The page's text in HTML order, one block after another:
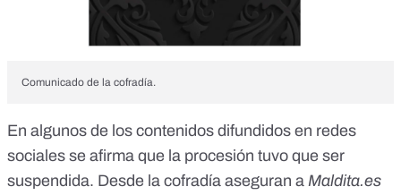
Comunicado de la cofradía.
En algunos de los contenidos difundidos en redes
sociales se afirma que la procesión tuvo que ser
suspendida. Desde la cofradía aseguran a Maldita.es